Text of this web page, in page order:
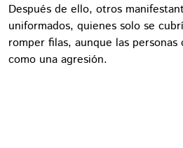
Después de ello, otros
uniformados, quienes solo se
romper filas, aunque las
como una agresión.